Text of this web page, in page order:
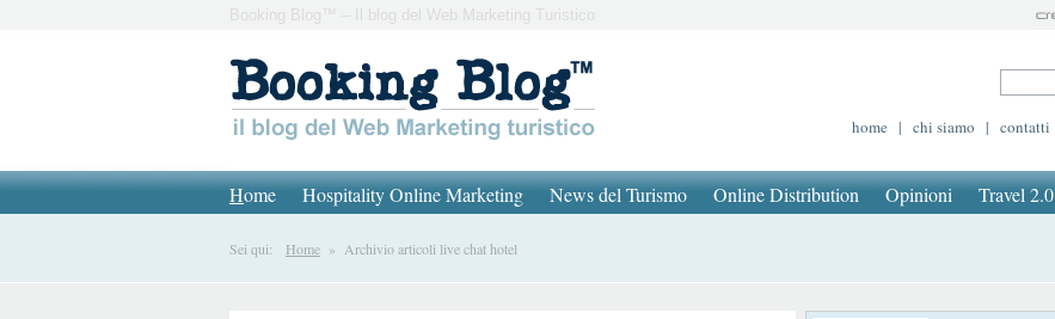
Booking Blog™ – Il blog del Web Marketing Turistico
home | chi siamo | contatti
Home Hospitality Online Marketing News del Turismo Online Distribution Opinioni Travel 2.0
Sei qui: Home » Archivio articoli live chat hotel